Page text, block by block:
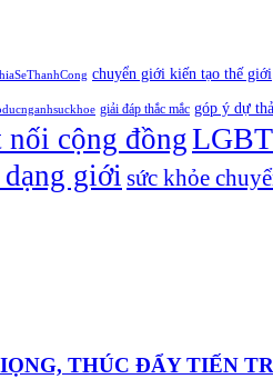
chuyển giới kiến tạo thế giới
giải đáp thắc mắc góp ý dự
nối cộng đồng
giới sức khỏe
THÚC ĐẨY TIẾN